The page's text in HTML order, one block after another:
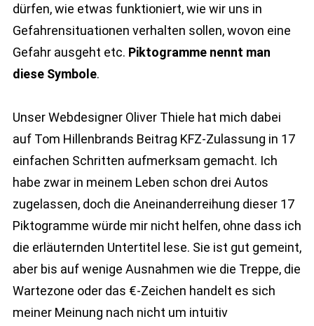
dürfen, wie etwas funktioniert, wie wir uns in
Gefahrensituationen verhalten sollen, wovon eine
Gefahr ausgeht etc. Piktogramme nennt man
diese Symbole.
Unser Webdesigner Oliver Thiele hat mich dabei
auf Tom Hillenbrands Beitrag KFZ-Zulassung in 17
einfachen Schritten aufmerksam gemacht. Ich
habe zwar in meinem Leben schon drei Autos
zugelassen, doch die Aneinanderreihung dieser 17
Piktogramme würde mir nicht helfen, ohne dass ich
die erläuternden Untertitel lese. Sie ist gut gemeint,
aber bis auf wenige Ausnahmen wie die Treppe, die
Wartezone oder das €-Zeichen handelt es sich
meiner Meinung nach nicht um intuitiv